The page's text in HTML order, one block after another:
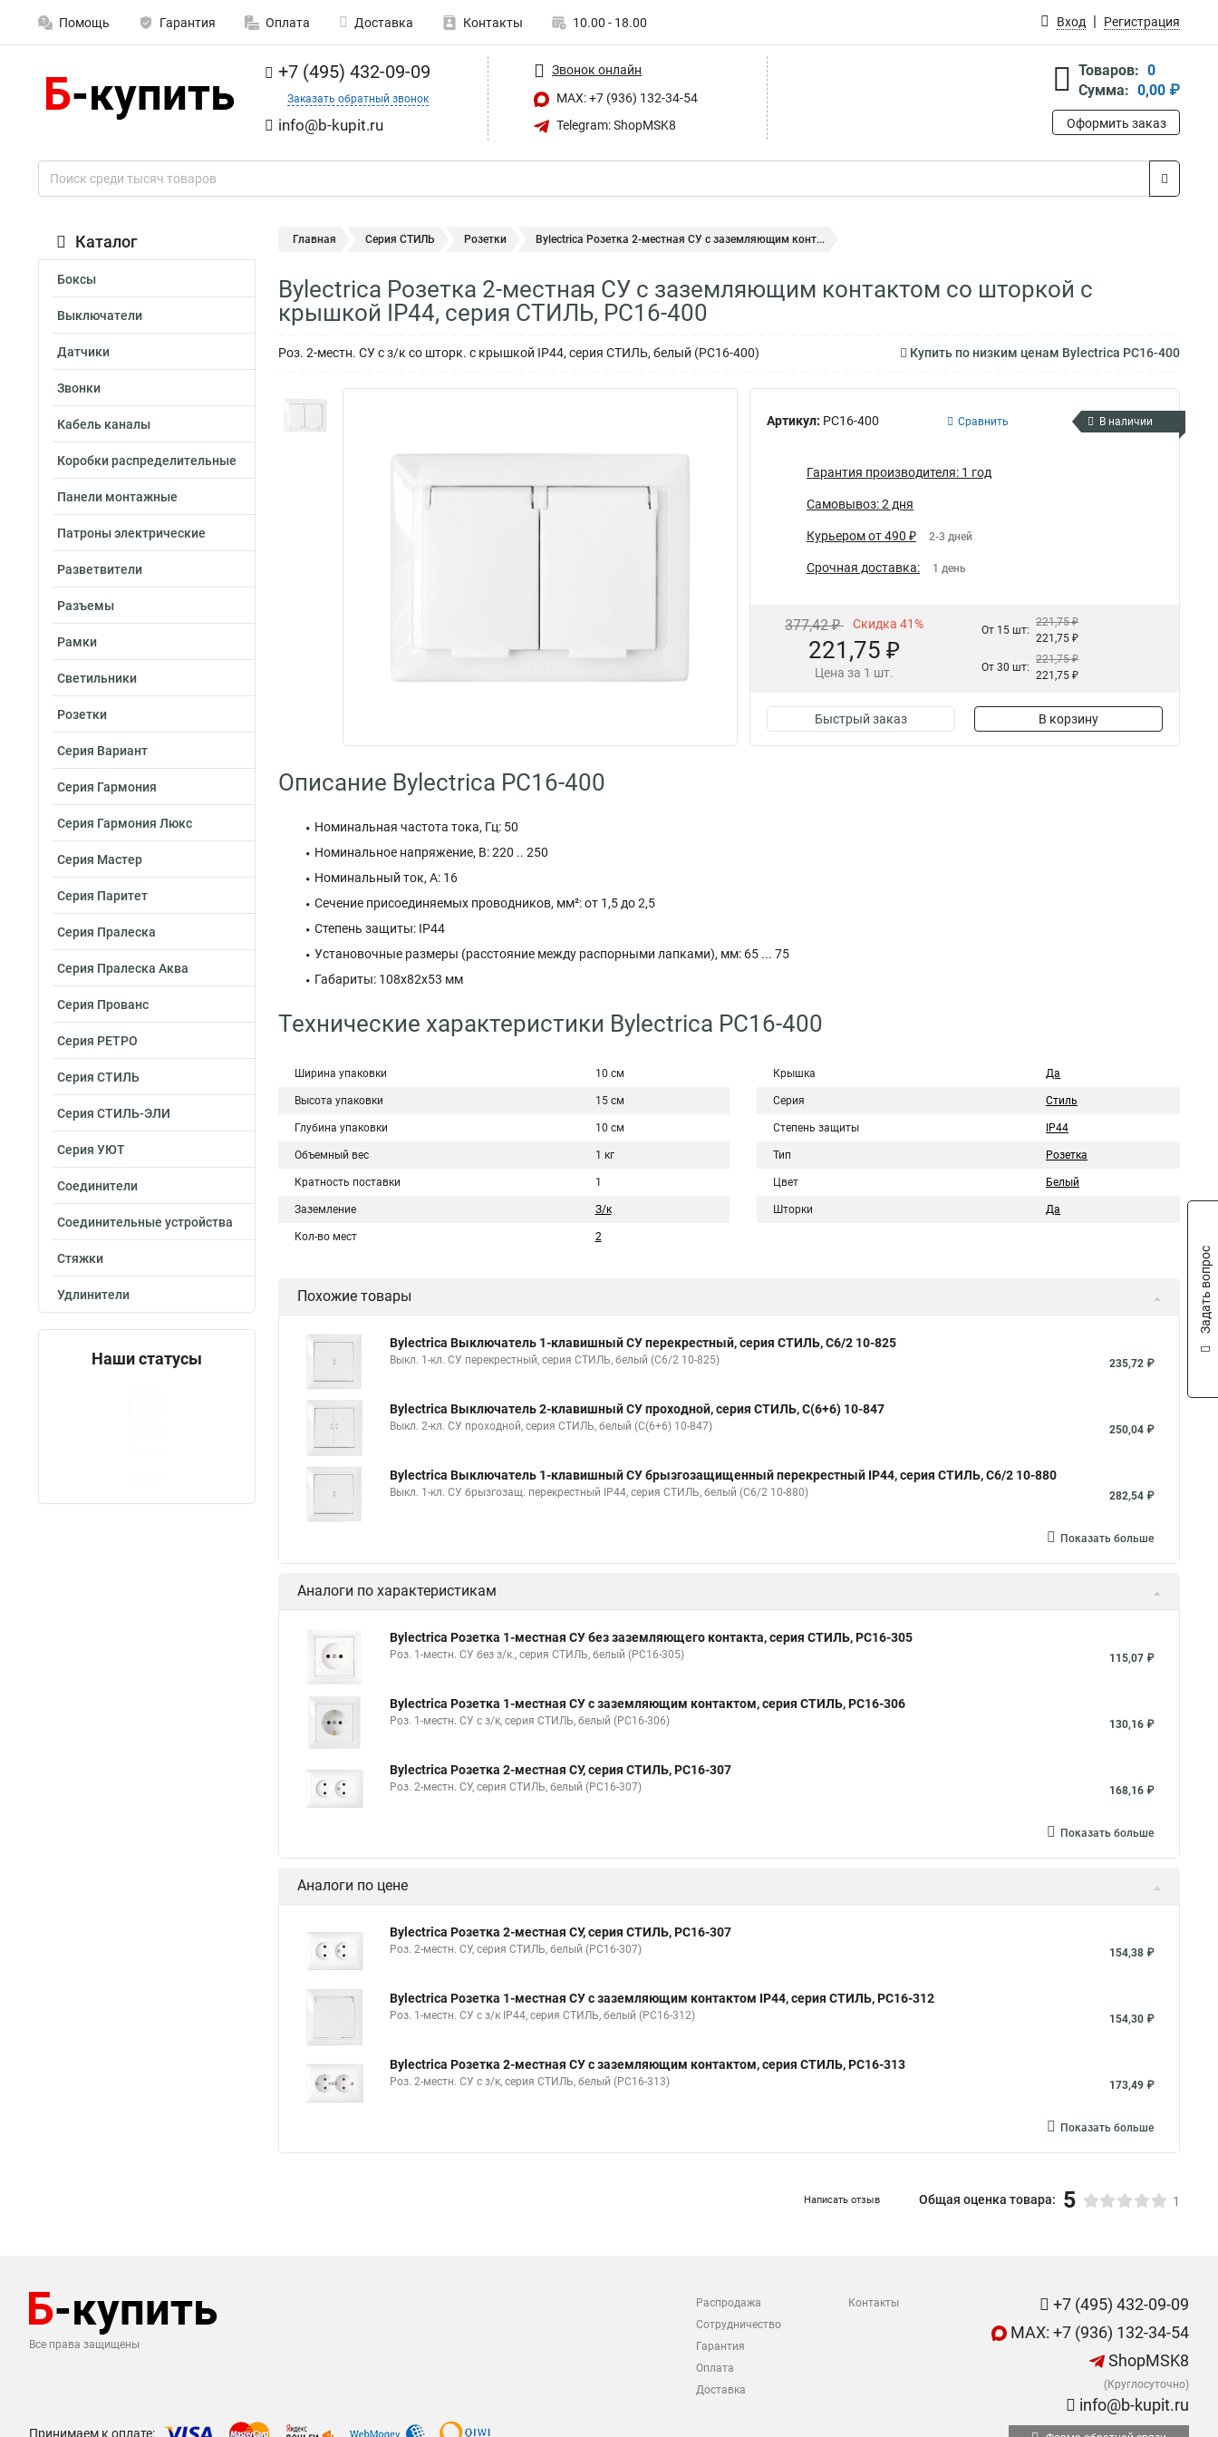
Помощь Гарантия Оплата Доставка Контакты 10.00 - 18.00 Вход Регистрация
+7 (495) 432-09-09
Заказать обратный звонок
info@b-kupit.ru
Звонок онлайн
MAX: +7 (936) 132-34-54
Telegram: ShopMSK8
Товаров: 0
Сумма: 0,00 ₽
Оформить заказ
Каталог
Боксы
Выключатели
Датчики
Звонки
Кабель каналы
Коробки распределительные
Панели монтажные
Патроны электрические
Разветвители
Разъемы
Рамки
Светильники
Розетки
Серия Вариант
Серия Гармония
Серия Гармония Люкс
Серия Мастер
Серия Паритет
Серия Пралеска
Серия Пралеска Аква
Серия Прованс
Серия РЕТРО
Серия СТИЛЬ
Серия СТИЛЬ-ЭЛИ
Серия УЮТ
Соединители
Соединительные устройства
Стяжки
Удлинители
Наши статусы
Главная Серия СТИЛЬ Розетки Bylectrica Розетка 2-местная СУ с заземляющим конт...
Bylectrica Розетка 2-местная СУ с заземляющим контактом со шторкой с
крышкой IP44, серия СТИЛЬ, РС16-400
Роз. 2-местн. СУ с з/к со шторк. с крышкой IP44, серия СТИЛЬ, белый (РС16-400) Купить по низким ценам Bylectrica РС16-400
Артикул: РС16-400 Сравнить В наличии
Гарантия производителя: 1 год
Самовывоз: 2 дня
Курьером от 490 ₽ 2-3 дней
Срочная доставка: 1 день
377,42 ₽ Скидка 41%
221,75 ₽
Цена за 1 шт.
От 15 шт:
221,75 ₽
221,75 ₽
От 30 шт:
221,75 ₽
221,75 ₽
Быстрый заказ В корзину
Описание Bylectrica РС16-400
Номинальная частота тока, Гц: 50
Номинальное напряжение, В: 220 .. 250
Номинальный ток, А: 16
Сечение присоединяемых проводников, мм²: от 1,5 до 2,5
Степень защиты: IP44
Установочные размеры (расстояние между распорными лапками), мм: 65 ... 75
Габариты: 108x82x53 мм
Технические характеристики Bylectrica РС16-400
Ширина упаковки 10 см
Высота упаковки 15 см
Глубина упаковки 10 см
Объемный вес 1 кг
Кратность поставки 1
Заземление З/к
Кол-во мест 2
Крышка Да
Серия Стиль
Степень защиты IP44
Тип Розетка
Цвет Белый
Шторки Да
Похожие товары
Bylectrica Выключатель 1-клавишный СУ перекрестный, серия СТИЛЬ, С6/2 10-825
Выкл. 1-кл. СУ перекрестный, серия СТИЛЬ, белый (С6/2 10-825) 235,72 ₽
Bylectrica Выключатель 2-клавишный СУ проходной, серия СТИЛЬ, С(6+6) 10-847
Выкл. 2-кл. СУ проходной, серия СТИЛЬ, белый (С(6+6) 10-847) 250,04 ₽
Bylectrica Выключатель 1-клавишный СУ брызгозащищенный перекрестный IP44, серия СТИЛЬ, С6/2 10-880
Выкл. 1-кл. СУ брызгозащ. перекрестный IP44, серия СТИЛЬ, белый (С6/2 10-880) 282,54 ₽
Показать больше
Аналоги по характеристикам
Bylectrica Розетка 1-местная СУ без заземляющего контакта, серия СТИЛЬ, РС16-305
Роз. 1-местн. СУ без з/к., серия СТИЛЬ, белый (РС16-305) 115,07 ₽
Bylectrica Розетка 1-местная СУ с заземляющим контактом, серия СТИЛЬ, РС16-306
Роз. 1-местн. СУ с з/к, серия СТИЛЬ, белый (РС16-306) 130,16 ₽
Bylectrica Розетка 2-местная СУ, серия СТИЛЬ, РС16-307
Роз. 2-местн. СУ, серия СТИЛЬ, белый (РС16-307) 168,16 ₽
Показать больше
Аналоги по цене
Bylectrica Розетка 2-местная СУ, серия СТИЛЬ, РС16-307
Роз. 2-местн. СУ, серия СТИЛЬ, белый (РС16-307) 154,38 ₽
Bylectrica Розетка 1-местная СУ с заземляющим контактом IP44, серия СТИЛЬ, РС16-312
Роз. 1-местн. СУ с з/к IP44, серия СТИЛЬ, белый (РС16-312) 154,30 ₽
Bylectrica Розетка 2-местная СУ с заземляющим контактом, серия СТИЛЬ, РС16-313
Роз. 2-местн. СУ с з/к, серия СТИЛЬ, белый (РС16-313) 173,49 ₽
Показать больше
Написать отзыв Общая оценка товара: 5 1
Все права защищены
Распродажа
Сотрудничество
Гарантия
Оплата
Доставка
Контакты
+7 (495) 432-09-09
MAX: +7 (936) 132-34-54
ShopMSK8
(Круглосуточно)
info@b-kupit.ru
Принимаем к оплате:
Задать вопрос